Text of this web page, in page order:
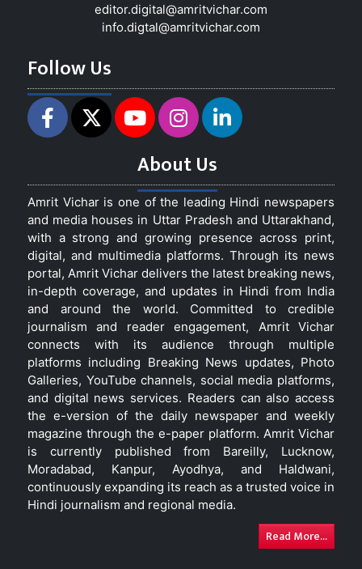
editor.digital@amritvichar.com
info.digtal@amritvichar.com
Follow Us
About Us
Amrit Vichar is one of the leading Hindi newspapers
and media houses in Uttar Pradesh and Uttarakhand,
with a strong and growing presence across print,
digital, and multimedia platforms. Through its news
portal, Amrit Vichar delivers the latest breaking news,
in-depth coverage, and updates in Hindi from India
and around the world. Committed to credible
journalism and reader engagement, Amrit Vichar
connects with its audience through multiple
platforms including Breaking News updates, Photo
Galleries, YouTube channels, social media platforms,
and digital news services. Readers can also access
the e-version of the daily newspaper and weekly
magazine through the e-paper platform. Amrit Vichar
is currently published from Bareilly, Lucknow,
Moradabad, Kanpur, Ayodhya, and Haldwani,
continuously expanding its reach as a trusted voice in
Hindi journalism and regional media.
Read More...